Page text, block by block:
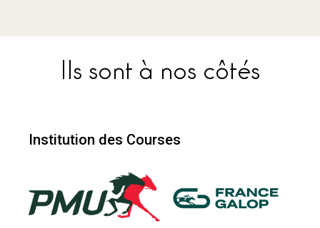
Ils sont à nos côtés
Institution des Courses